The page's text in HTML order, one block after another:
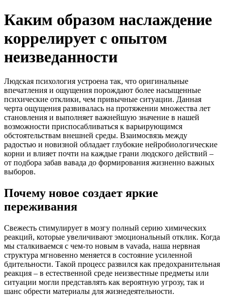
Каким образом наслаждение
коррелирует с опытом
неизведанности
Людская психология устроена так, что оригинальные
впечатления и ощущения порождают более насыщенные
психические отклики, чем привычные ситуации. Данная
черта ощущения развивалась на протяжении множества лет
становления и выполняет важнейшую значение в нашей
возможности приспосабливаться к варьирующимся
обстоятельствам внешней среды. Взаимосвязь между
радостью и новизной обладает глубокие нейробиологические
корни и влияет почти на каждые грани людского действий –
от подбора забав вавада до формирования жизненно важных
выборов.
Почему новое создает яркие
переживания
Свежесть стимулирует в мозгу полный серию химических
реакций, которые увеличивают эмоциональный отклик. Когда
мы сталкиваемся с чем-то новым в vavada, наша нервная
структура мгновенно меняется в состояние усиленной
бдительности. Такой процесс развился как предохранительная
реакция – в естественной среде неизвестные предметы или
ситуации могли представлять как вероятную угрозу, так и
шанс обрести материалы для жизнедеятельности.